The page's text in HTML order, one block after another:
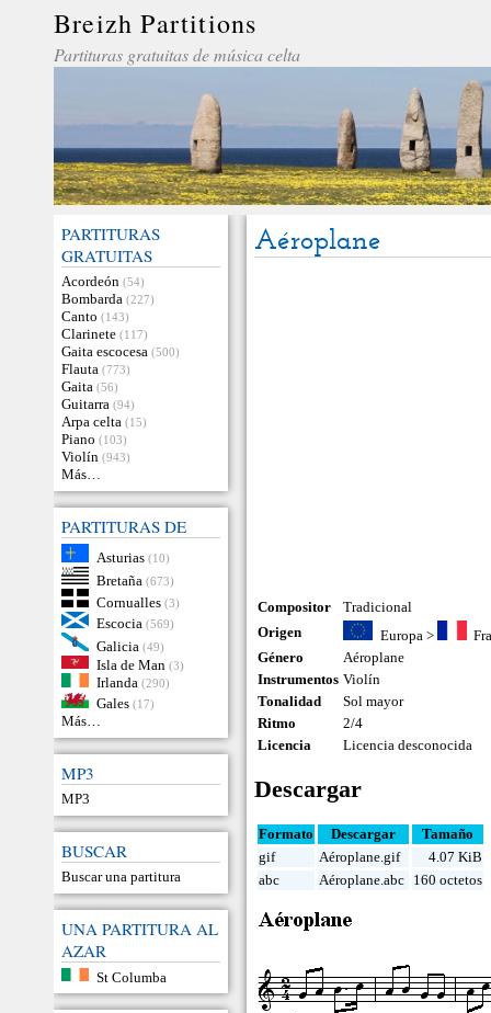
Breizh Partitions
Partituras gratuitas de música celta
PARTITURAS
GRATUITAS
Acordeón (54)
Bombarda (227)
Canto (143)
Clarinete (117)
Gaita escocesa (500)
Flauta (773)
Gaita (56)
Guitarra (94)
Arpa celta (15)
Piano (103)
Violín (943)
Más…
PARTITURAS DE
Asturias (10)
Bretaña (673)
Cornualles (3)
Escocia (569)
Galicia (49)
Isla de Man (3)
Irlanda (290)
Gales (17)
Más…
MP3
MP3
BUSCAR
Buscar una partitura
UNA PARTITURA AL
AZAR
St Columba
Aéroplane
Compositor
Tradicional
Origen
Europa>
Género
Aéroplane
Instrumentos Violín
Tonalidad
Sol mayor
Ritmo
2/4
Licencia
Licencia desconocida
Descargar
Formato Descargar
Tamaño
gif
Aéroplane.gif
4.07 KiB
abc
Aéroplane.abc 160 octetos